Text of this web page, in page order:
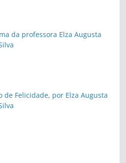
da professora Elza Augusta
de Felicidade, por Elza Augusta